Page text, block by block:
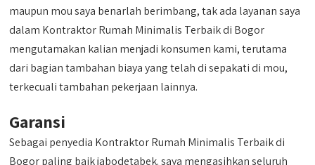
maupun mou saya benarlah berimbang, tak ada layanan saya
dalam Kontraktor Rumah Minimalis Terbaik di Bogor
mengutamakan kalian menjadi konsumen kami, terutama
dari bagian tambahan biaya yang telah di sepakati di mou,
terkecuali tambahan pekerjaan lainnya.
Garansi
Sebagai penyedia Kontraktor Rumah Minimalis Terbaik di
Bogor paling baik jabodetabek. saya mengasihkan seluruh